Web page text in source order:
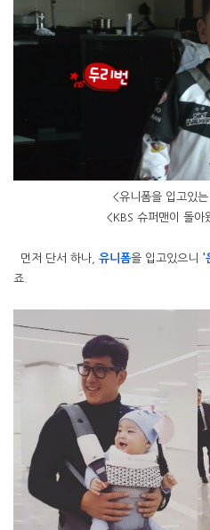
<유니폼을 입고있
<KBS 슈퍼맨이 돌
먼저 단서 하나, 유니폼을 입고있으니 '
죠.